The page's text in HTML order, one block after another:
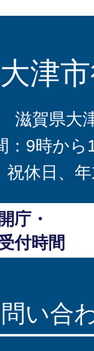
大津
滋賀県大
：9時から
祝休日、
開庁・
付時間
い合